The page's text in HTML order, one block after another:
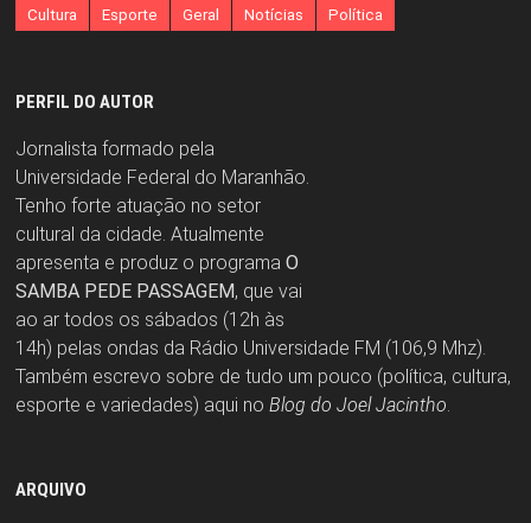
Cultura Esporte Geral Notícias Política
PERFIL DO AUTOR
Jornalista formado pela
Universidade Federal do Maranhão.
Tenho forte atuação no setor
cultural da cidade. Atualmente
apresenta e produz o programa O
SAMBA PEDE PASSAGEM, que vai
ao ar todos os sábados (12h às
14h) pelas ondas da Rádio Universidade FM (106,9 Mhz).
Também escrevo sobre de tudo um pouco (política, cultura,
esporte e variedades) aqui no Blog do Joel Jacintho
ARQUIVO